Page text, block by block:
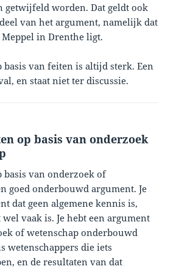
getwijfeld worden. Dat geldt ook
van het argument, namelijk dat
in Drenthe ligt.
basis van feiten is altijd sterk. Een
en staat niet ter discussie.
op basis van onderzoek
basis van onderzoek of
goed onderbouwd argument. Je
dat geen algemene kennis is,
vaak is. Je hebt een argument
of wetenschap onderbouwd
wetenschappers die iets
en de resultaten van dat